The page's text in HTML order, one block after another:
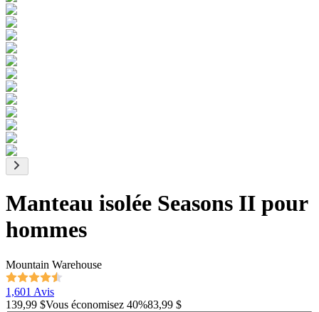
Manteau isolée Seasons II pour
hommes
Mountain Warehouse
1,601 Avis
139,99 $Vous économisez 40%83,99 $